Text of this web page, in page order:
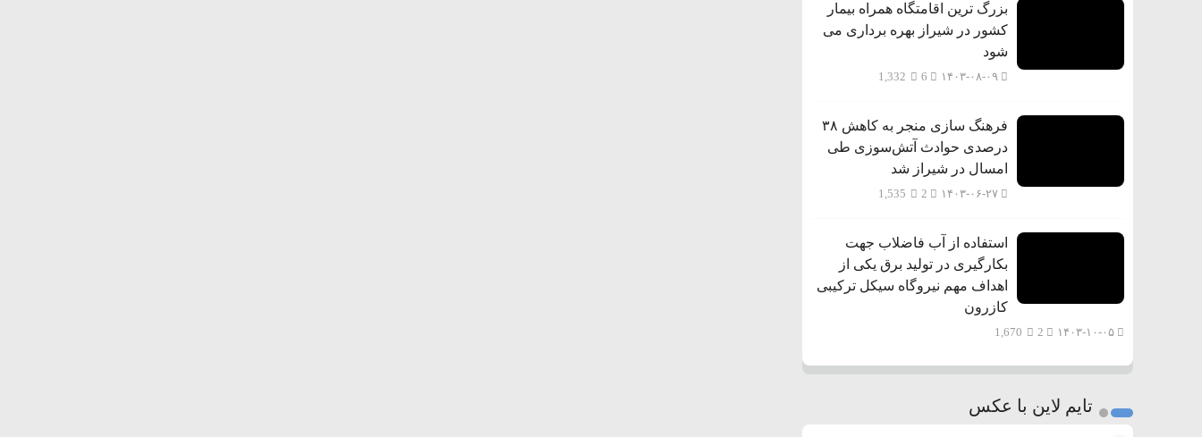
بزرگ ترین اقامتگاه همراه بیمار
کشور در شیراز بهره برداری می
شود
۱۴۰۳-۰۸-۰۹ 1,332
فرهنگ سازی منجر به کاهش ۳۸
درصدی حوادث آتش‌سوزی طی
امسال در شیراز شد
۱۴۰۳-۰۶-۲۷ 1,535
استفاده از آب فاضلاب جهت
بکارگیری در تولید برق یکی از
اهداف مهم نیروگاه سیکل ترکیبی
کازرون
۱۴۰۳-۱۰-۰۵ 1,670
تایم لاین با عکس